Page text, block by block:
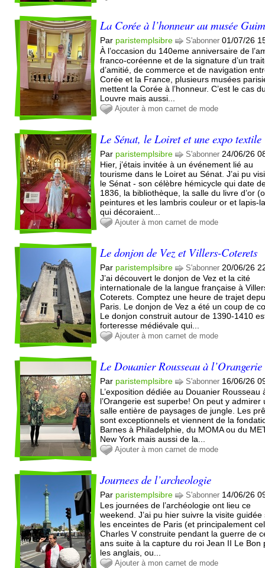
La Corée à l’honneur au musée
Par paristemplsibre S'abonner 01/07/26
À l’occasion du 140eme anniversaire de
franco-coréenne et de la signature d’un
d’amitié, de commerce et de navigation
Corée et la France, plusieurs musées
mettent la Corée à l’honneur. C’est le cas
Louvre mais aussi...
Ajouter à mon carnet de mode
Le Sénat, le Loiret et une expo textile
Par paristemplsibre S'abonner 24/06/26
Hier, j’étais invitée à un événement lié au
tourisme dans le Loiret au Sénat. J’ai pu
le Sénat - son célèbre hémicycle qui date
1836, la bibliothèque, la salle du livre d’or
peintures et les lambris couleur or et lapis-
qui décoraient...
Ajouter à mon carnet de mode
Le donjon de Vez et Villers-Coterets
Par paristemplsibre S'abonner 20/06/26
J’ai découvert le donjon de Vez et la cité
internationale de la langue française à
Coterets. Comptez une heure de trajet
Paris. Le donjon de Vez a été un coup de
Le donjon construit autour de 1390-1410
forteresse médiévale qui...
Ajouter à mon carnet de mode
Le Douanier Rousseau à l’Orangerie
Par paristemplsibre S'abonner 16/06/26
L’exposition dédiée au Douanier Rousseau
l’Orangerie est superbe! On peut y admirer
salle entière de paysages de jungle. Les
sont exceptionnels et viennent de la
Barnes à Philadelphie, du MOMA ou du
New York mais aussi de la...
Ajouter à mon carnet de mode
Journees de l’archeologie
Par paristemplsibre S'abonner 14/06/26
Les journées de l’archéologie ont lieu ce
weekend. J’ai pu hier suivre la visite guidée
les enceintes de Paris (et principalement
Charles V construite pendant la guerre de
ans suite à la capture du roi Jean II Le Bon
les anglais, ou...
Ajouter à mon carnet de mode